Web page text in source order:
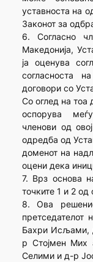
уставноста на
Законот за
6. Согласно
Македонија,
ја оценува
согласноста
договори со
Со оглед на тоа
оспорува
членови од
одредба од
доменот на
оцени дека
7. Врз основа
точките 1 и 2
8. Ова
Бахри Исљами,
р Стојмен Мих
Селими и д-р